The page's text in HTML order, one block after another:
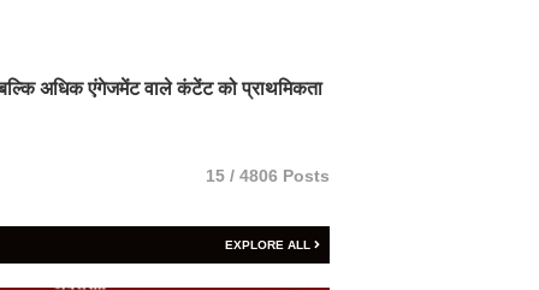
अधिक एंगेजमेंट वाले कंटेंट को प्राथमिकता
15 / 4806 Posts
EXPLORE ALL